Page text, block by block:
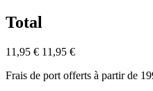
Total
11,95 € 11,95 €
Frais de port offerts à partir de